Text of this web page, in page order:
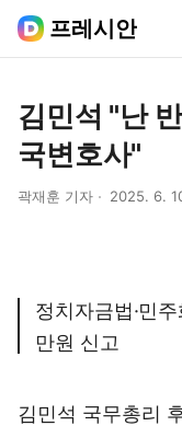
프레시안
김민석 "난
국변호사"
곽재훈 기자 2025. 6.
정치자금법·민
만원 신고
김민석 국무총리